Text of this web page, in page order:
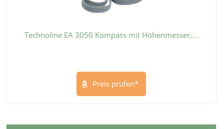
Technoline EA 3050 Kompass mit Höhenmesser,...
Preis prüfen*